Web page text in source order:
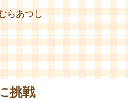
あつし
挑戦